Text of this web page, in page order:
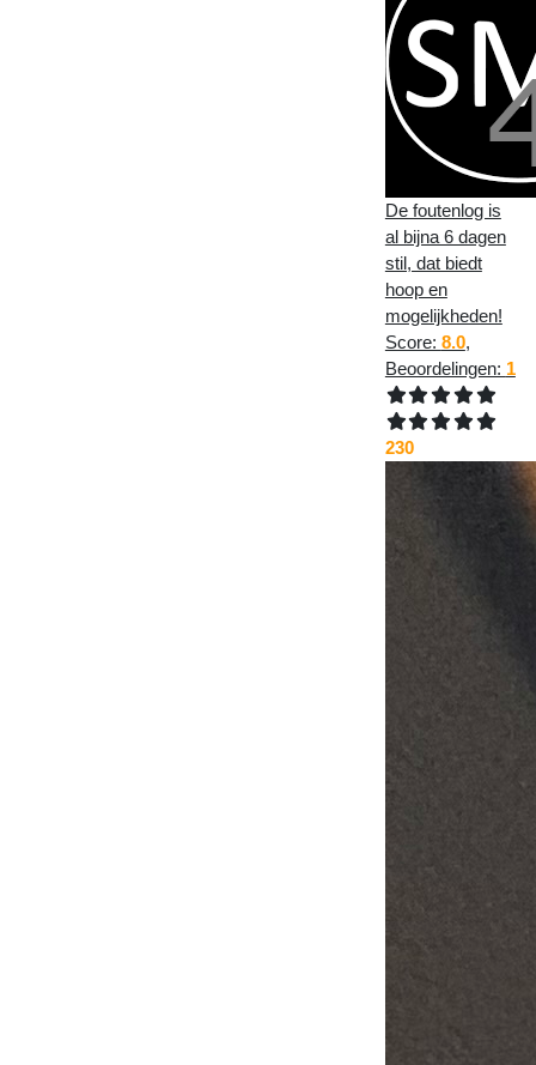
De foutenlog is
al bijna 6 dagen
stil, dat biedt
hoop en
mogelijkheden!
Score: 8.0,
Beoordelingen: 1
230